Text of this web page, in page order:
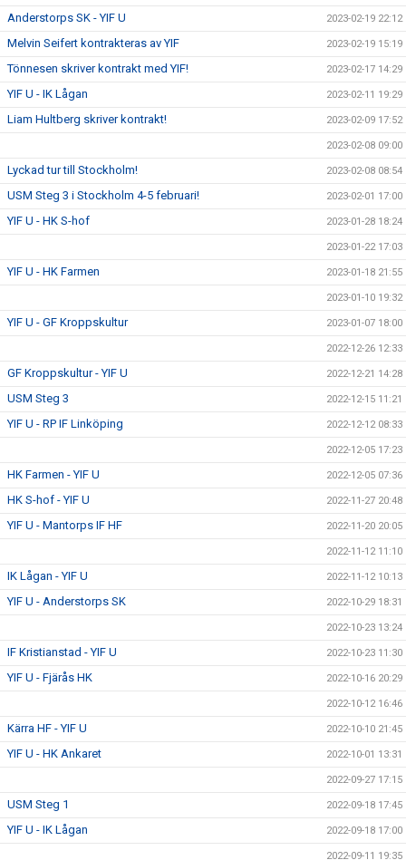
Anderstorps SK - YIF U 2023-02-19 22:12
Melvin Seifert kontrakteras av YIF 2023-02-19 15:19
Tönnesen skriver kontrakt med YIF! 2023-02-17 14:29
YIF U - IK Lågan 2023-02-11 19:29
Liam Hultberg skriver kontrakt! 2023-02-09 17:52
2023-02-08 09:00
Lyckad tur till Stockholm! 2023-02-08 08:54
USM Steg 3 i Stockholm 4-5 februari! 2023-02-01 17:00
YIF U - HK S-hof 2023-01-28 18:24
2023-01-22 17:03
YIF U - HK Farmen 2023-01-18 21:55
2023-01-10 19:32
YIF U - GF Kroppskultur 2023-01-07 18:00
2022-12-26 12:33
GF Kroppskultur - YIF U 2022-12-21 14:28
USM Steg 3 2022-12-15 11:21
YIF U - RP IF Linköping 2022-12-12 08:33
2022-12-05 17:23
HK Farmen - YIF U 2022-12-05 07:36
HK S-hof - YIF U 2022-11-27 20:48
YIF U - Mantorps IF HF 2022-11-20 20:05
2022-11-12 11:10
IK Lågan - YIF U 2022-11-12 10:13
YIF U - Anderstorps SK 2022-10-29 18:31
2022-10-23 13:24
IF Kristianstad - YIF U 2022-10-23 11:30
YIF U - Fjärås HK 2022-10-16 20:29
2022-10-12 16:46
Kärra HF - YIF U 2022-10-10 21:45
YIF U - HK Ankaret 2022-10-01 13:31
2022-09-27 17:15
USM Steg 1 2022-09-18 17:45
YIF U - IK Lågan 2022-09-18 17:00
2022-09-11 19:35